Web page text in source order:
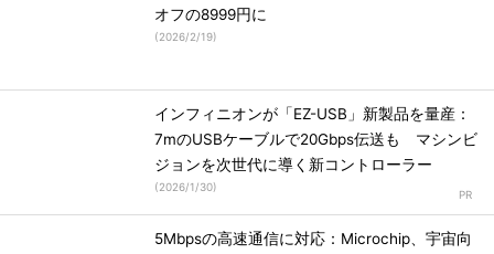
オフの8999円に
(2026/2/19)
インフィニオンが「EZ-USB」新製品を量産：
7mのUSBケーブルで20Gbps伝送も マシンビ
ジョンを次世代に導く新コントローラー
(2026/1/30)
5Mbpsの高速通信に対応：Microchip、宇宙向